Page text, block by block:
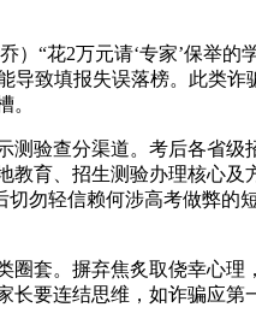
花2万元请‘专家’保举的
致填报失误落榜。此类
。
查分渠道。考后各省级
育、招生测验办理核心
勿轻信赖何涉高考做弊的
。摒弃焦炙取侥幸心理
要连结思维，如诈骗应第